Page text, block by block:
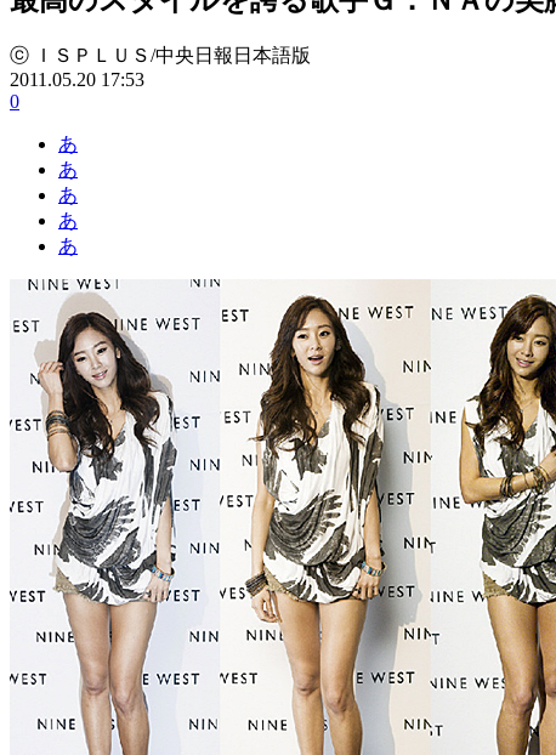
ⓒ ＩＳＰＬＵＳ/中央日報日本語版
2011.05.20 17:53
0
あ
あ
あ
あ
あ